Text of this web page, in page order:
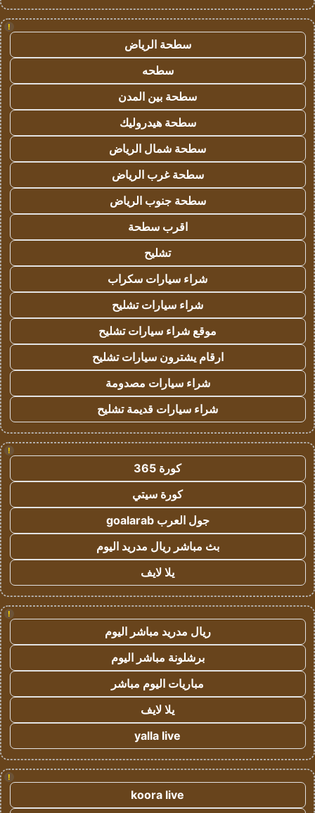
!
سطحة الرياض
سطحه
سطحة بين المدن
سطحة هيدروليك
سطحة شمال الرياض
سطحة غرب الرياض
سطحة جنوب الرياض
اقرب سطحة
تشليح
شراء سيارات سكراب
شراء سيارات تشليح
موقع شراء سيارات تشليح
ارقام يشترون سيارات تشليح
شراء سيارات مصدومة
شراء سيارات قديمة تشليح
!
كورة 365
كورة سيتي
جول العرب goalarab
بث مباشر ريال مدريد اليوم
يلا لايف
!
ريال مدريد مباشر اليوم
برشلونة مباشر اليوم
مباريات اليوم مباشر
يلا لايف
yalla live
!
koora live